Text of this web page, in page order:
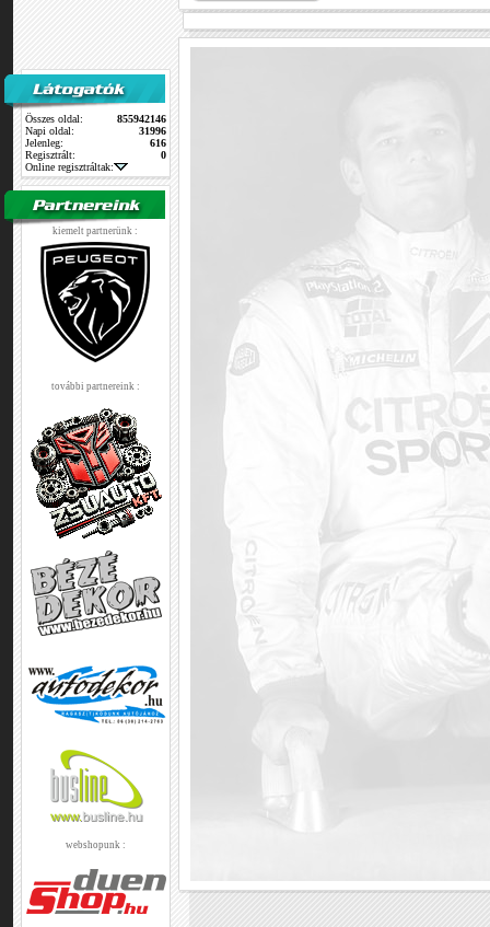
Összes oldal:
855942146
Napi oldal:
31996
Jelenleg:
616
Regisztrált:
0
Online regisztráltak:
kiemelt partnerünk :
további partnereink :
webshopunk :